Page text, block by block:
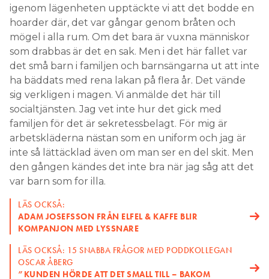
igenom lägenheten upptäckte vi att det bodde en
hoarder där, det var gångar genom bråten och
mögel i alla rum. Om det bara är vuxna människor
som drabbas är det en sak. Men i det här fallet var
det små barn i familjen och barnsängarna ut att inte
ha bäddats med rena lakan på flera år. Det vände
sig verkligen i magen. Vi anmälde det här till
socialtjänsten. Jag vet inte hur det gick med
familjen för det är sekretessbelagt. För mig är
arbetskläderna nästan som en uniform och jag är
inte så lättäcklad även om man ser en del skit. Men
den gången kändes det inte bra när jag såg att det
var barn som for illa.
LÄS OCKSÅ:
ADAM JOSEFSSON FRÅN ELFEL & KAFFE BLIR
KOMPANJON MED LYSSNARE
LÄS OCKSÅ: 15 SNABBA FRÅGOR MED PODDKOLLEGAN
OSCAR ÅBERG
”KUNDEN HÖRDE ATT DET SMALL TILL – BAKOM